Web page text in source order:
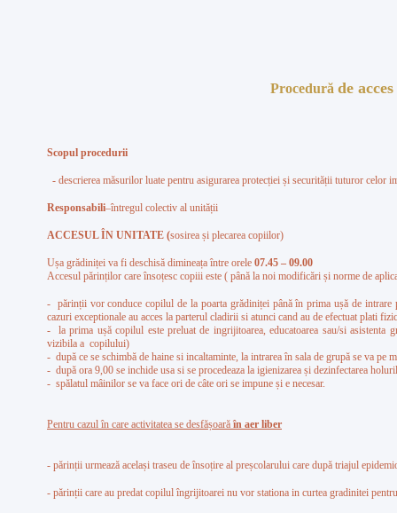
Procedură de
Scopul procedurii
- descrierea măsurilor luate pentru asigurarea protecției și securității tuturor celor
Responsabili–întregul colectiv al unității
ACCESUL ÎN UNITATE (sosirea și plecarea copiilor)
Ușa grădiniței va fi deschisă dimineața între orele 07.45 – 09.00
Accesul părinților care însoțesc copiii este ( până la noi modificări și norme de
- părinții vor conduce copilul de la poarta grădiniței până în prima ușă de
cazuri exceptionale au acces la parterul cladirii si atunci cand au de efectuat plati
- la prima ușă copilul este preluat de ingrijitoarea, educatoarea sau/si asistenta
vizibila a copilului)
- după ce se schimbă de haine si incaltaminte, la intrarea în sala de grupă se va pe
- după ora 9,00 se inchide usa si se procedeaza la igienizarea și dezinfectarea
- spălatul mâinilor se va face ori de câte ori se impune și e necesar.
Pentru cazul în care activitatea se desfășoară în aer liber
- părinții urmează același traseu de însoțire al preșcolarului care după triajul
- părinții care au predat copilul îngrijitoarei nu vor stationa in curtea gradinitei